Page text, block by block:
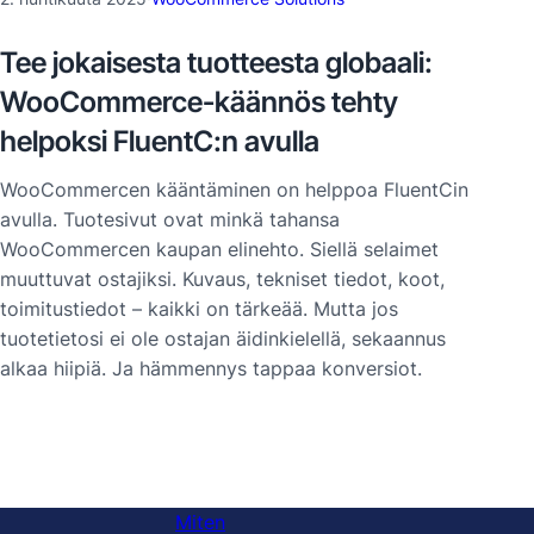
Tee jokaisesta tuotteesta globaali:
WooCommerce-käännös tehty
helpoksi FluentC:n avulla
WooCommercen kääntäminen on helppoa FluentCin
avulla. Tuotesivut ovat minkä tahansa
WooCommercen kaupan elinehto. Siellä selaimet
muuttuvat ostajiksi. Kuvaus, tekniset tiedot, koot,
toimitustiedot – kaikki on tärkeää. Mutta jos
tuotetietosi ei ole ostajan äidinkielellä, sekaannus
alkaa hiipiä. Ja hämmennys tappaa konversiot.
Miten